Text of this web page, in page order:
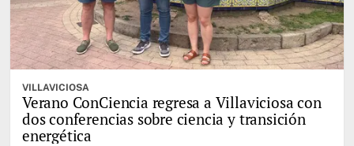
VILLAVICIOSA
Verano ConCiencia regresa a Villaviciosa con
dos conferencias sobre ciencia y transición
energética